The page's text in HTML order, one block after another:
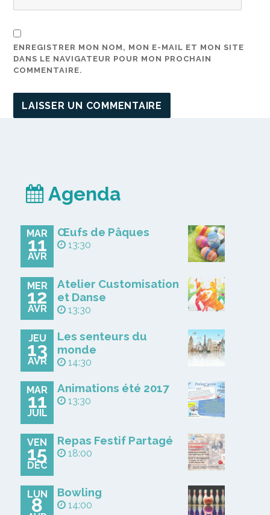
ENREGISTRER MON NOM, MON E-MAIL ET MON SITE
DANS LE NAVIGATEUR POUR MON PROCHAIN
COMMENTAIRE.
Agenda
MAR
11
AVR
Œufs de Pâques
13:30
MER
12
AVR
Atelier Customisation
et Danse
13:30
JEU
13
AVR
Les senteurs du
monde
14:30
MAR
11
JUIL
Animations été 2017
13:30
VEN
15
DÉC
Repas Festif Partagé
18:00
LUN
8
Bowling
14:00